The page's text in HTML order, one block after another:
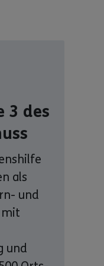
3 des
als
und
mit
und